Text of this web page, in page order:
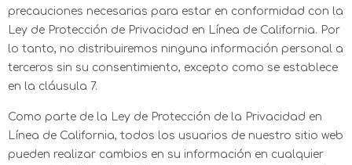
precauciones necesarias para estar en conformidad con la
Ley de Protección de Privacidad en Línea de California. Por
lo tanto, no distribuiremos ninguna información personal a
terceros sin su consentimiento, excepto como se establece
en la cláusula 7.
Como parte de la Ley de Protección de la Privacidad en
Línea de California, todos los usuarios de nuestro sitio web
pueden realizar cambios en su información en cualquier